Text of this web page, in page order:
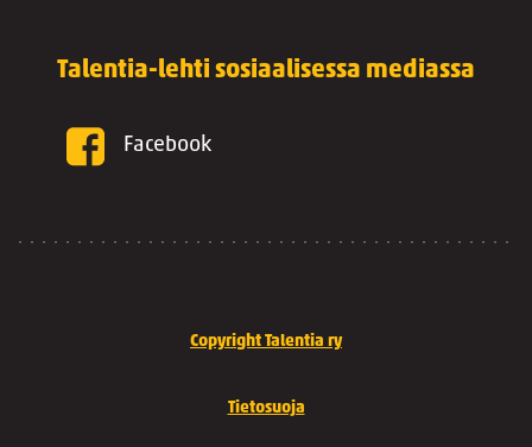
Talentia-lehti sosiaalisessa mediassa
Facebook
Copyright Talentia ry
Tietosuoja